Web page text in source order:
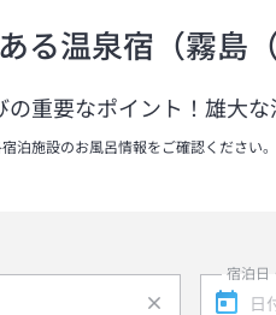
る温泉宿（霧島
重要なポイント！雄大
泊施設のお風呂情報をご確認ください
宿泊日